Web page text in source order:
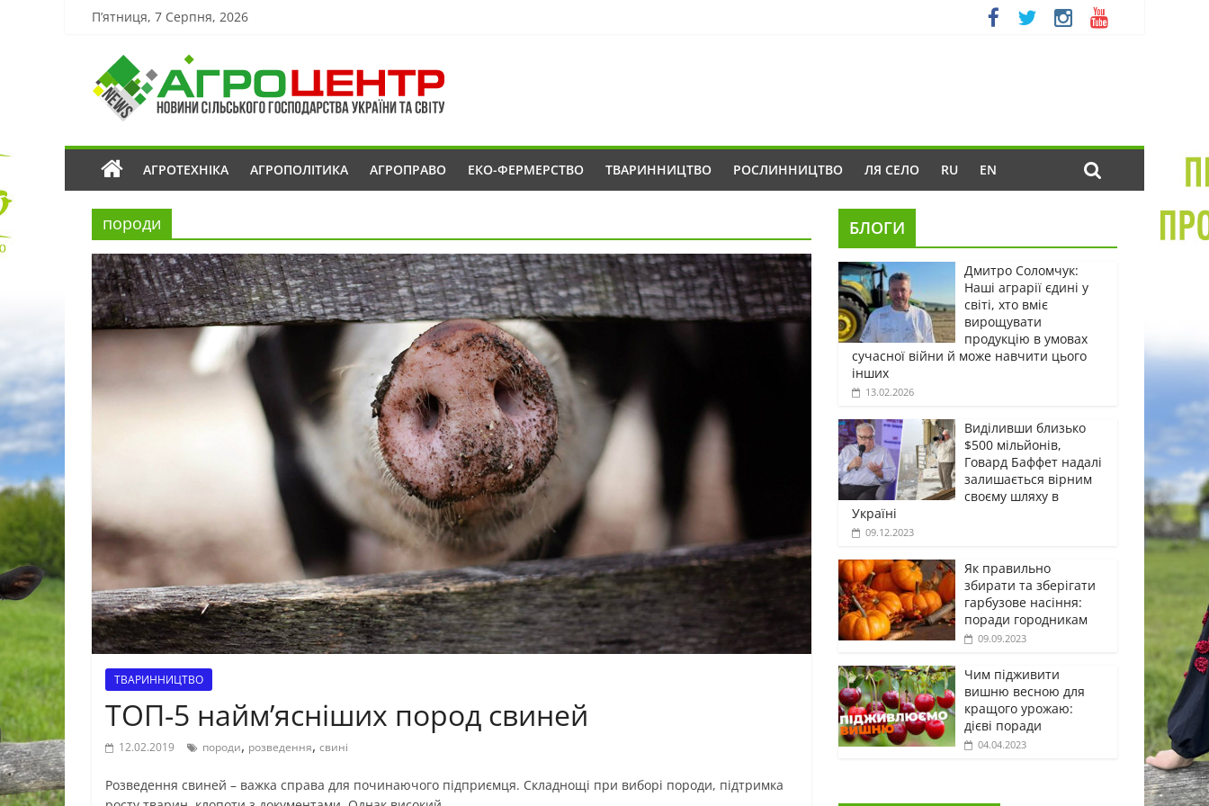
П’ятниця, 7 Серпня, 2026
АГРОТЕХНІКА АГРОПОЛІТИКА АГРОПРАВО ЕКО-ФЕРМЕРСТВО ТВАРИННИЦТВО РОСЛИННИЦТВО ЛЯ СЕЛО RU EN
породи
ТВАРИННИЦТВО
ТОП-5 найм’ясніших пород свиней
12.02.2019 породи, розведення, свині
Розведення свиней – важка справа для починаючого підприємця. Складнощі при виборі породи, підтримка
БЛОГИ
Дмитро Соломчук:
Наші аграрії єдині у
світі, хто вміє
вирощувати
продукцію в умовах
сучасної війни й може навчити цього
інших
13.02.2026
Виділивши близько
$500 мільйонів,
Говард Баффет надалі
залишається вірним
своєму шляху в
Україні
09.12.2023
Як правильно
збирати та зберігати
гарбузове насіння:
поради городникам
09.09.2023
Чим підживити
вишню весною для
кращого урожаю:
дієві поради
04.04.2023